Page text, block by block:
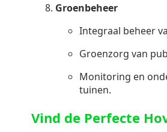
Groenbeheer
Integraal beheer
Groenzorg van
Monitoring en
tuinen.
Vind de Perfecte